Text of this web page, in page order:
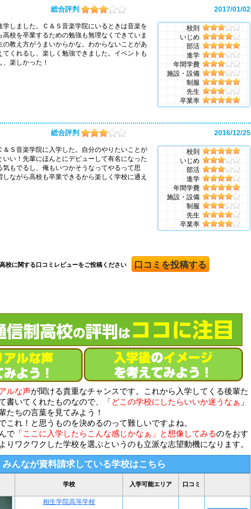
総合評判 2017/01/02
学しました。Ｃ＆Ｓ音楽学院にいるときは音楽を
高校を卒業するための勉強も無理なくできていま
の教え方がうまいからかな。わからないことがあ
てくれるし、楽しく勉強できました。イベントも
楽しかった！
校則
いじめ
部活
進学
年間学費
施設・設備
制服
先生
卒業率
総合評判 2016/12/25
＆Ｓ音楽学院に入学した。自分のやりたいことが
いい！先輩にほんとにデビューして有名になった
気もでるし、俺もいつかそうなってやるって思
しながら高校も卒業できるから楽しく学校に通え
校則
いじめ
部活
進学
年間学費
施設・設備
制服
先生
卒業率
校に関する口コミレビューをご投稿ください 口コミを投稿する
ルな声が聞ける貴重なチャンスです。これから入学してくる後輩た
書いてくれたものなので、「 どこの学校にしたらいいか迷うなぁ 」
たちの言葉を見てみよう！
これ！と思うものを決めるのって難しいですよね。
で「 ここに入学したらこんな感じかなぁ」と想像してみるのをおす
りワクワクした学校を選ぶというのも立派な志望動機になります。
みんなが資料請求している学校はこちら